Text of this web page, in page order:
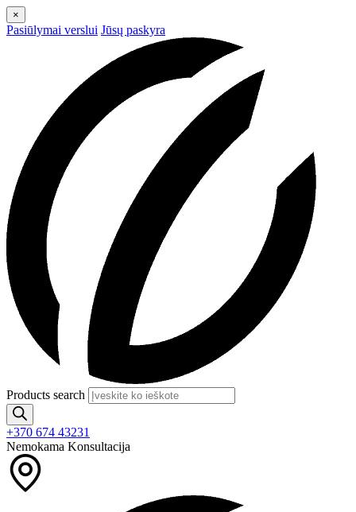
×
Pasiūlymai verslui Jūsų paskyra
Products search
+370 674 43231
Nemokama Konsultacija